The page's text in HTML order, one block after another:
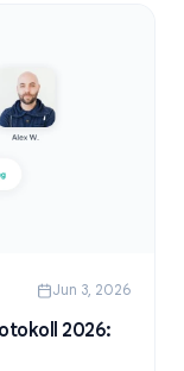
Jun 3, 2026
2026: